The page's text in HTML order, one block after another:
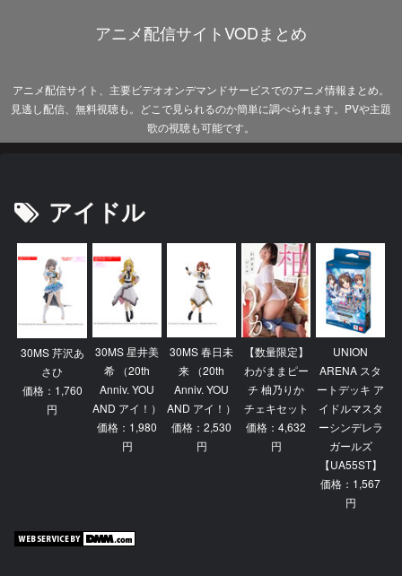
アニメ配信サイトVODまとめ
アニメ配信サイト、主要ビデオオンデマンドサービスでのアニメ情報まとめ。
見逃し配信、無料視聴も。どこで見られるのか簡単に調べられます。PVや主題
歌の視聴も可能です。
アイドル
30MS 芹沢あ
さひ
価格：1,760
円
30MS 星井美
希 （20th
Anniv. YOU
AND アイ！）
価格：1,980
円
30MS 春日未
来 （20th
Anniv. YOU
AND アイ！）
価格：2,530
円
【数量限定】
わがままピー
チ 柚乃りか
チェキセット
価格：4,632
円
UNION
ARENA スタ
ートデッキ ア
イドルマスタ
ーシンデレラ
ガールズ
【UA55ST】
価格：1,567
円